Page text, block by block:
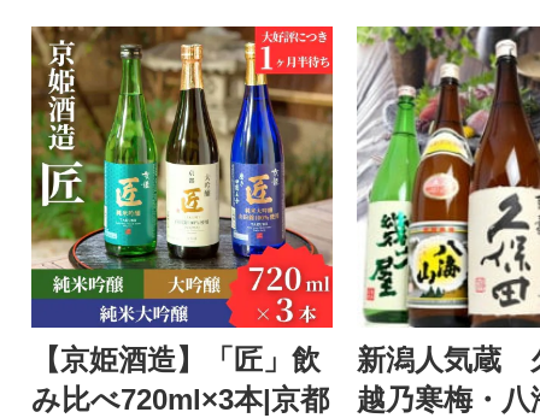
【京姫酒造】「匠」飲
み比べ720ml×3本|京都
新潟人気蔵
越乃寒梅・八